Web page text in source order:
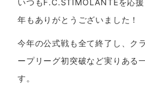
いつもF.C.STIMOLANTEを応
年もありがとうございました！
今年の公式戦も全て終了し、ク
ープリーグ初突破など実りある
す。